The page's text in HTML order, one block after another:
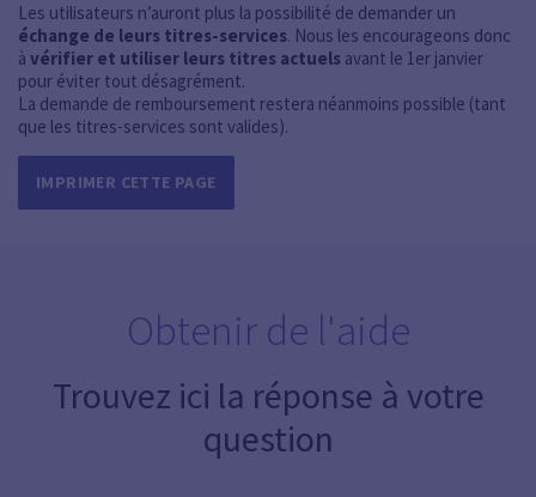
Les utilisateurs n’auront plus la possibilité de demander un
échange de leurs titres-services. Nous les encourageons donc
à vérifier et utiliser leurs titres actuels avant le 1er janvier
pour éviter tout désagrément.
La demande de remboursement restera néanmoins possible (tant
que les titres-services sont valides).
IMPRIMER CETTE PAGE
Obtenir de l'aide
Trouvez ici la réponse à votre
question